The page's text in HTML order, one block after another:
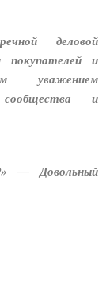
деловой
покупателей и
уважением
сообщества и
— Довольный